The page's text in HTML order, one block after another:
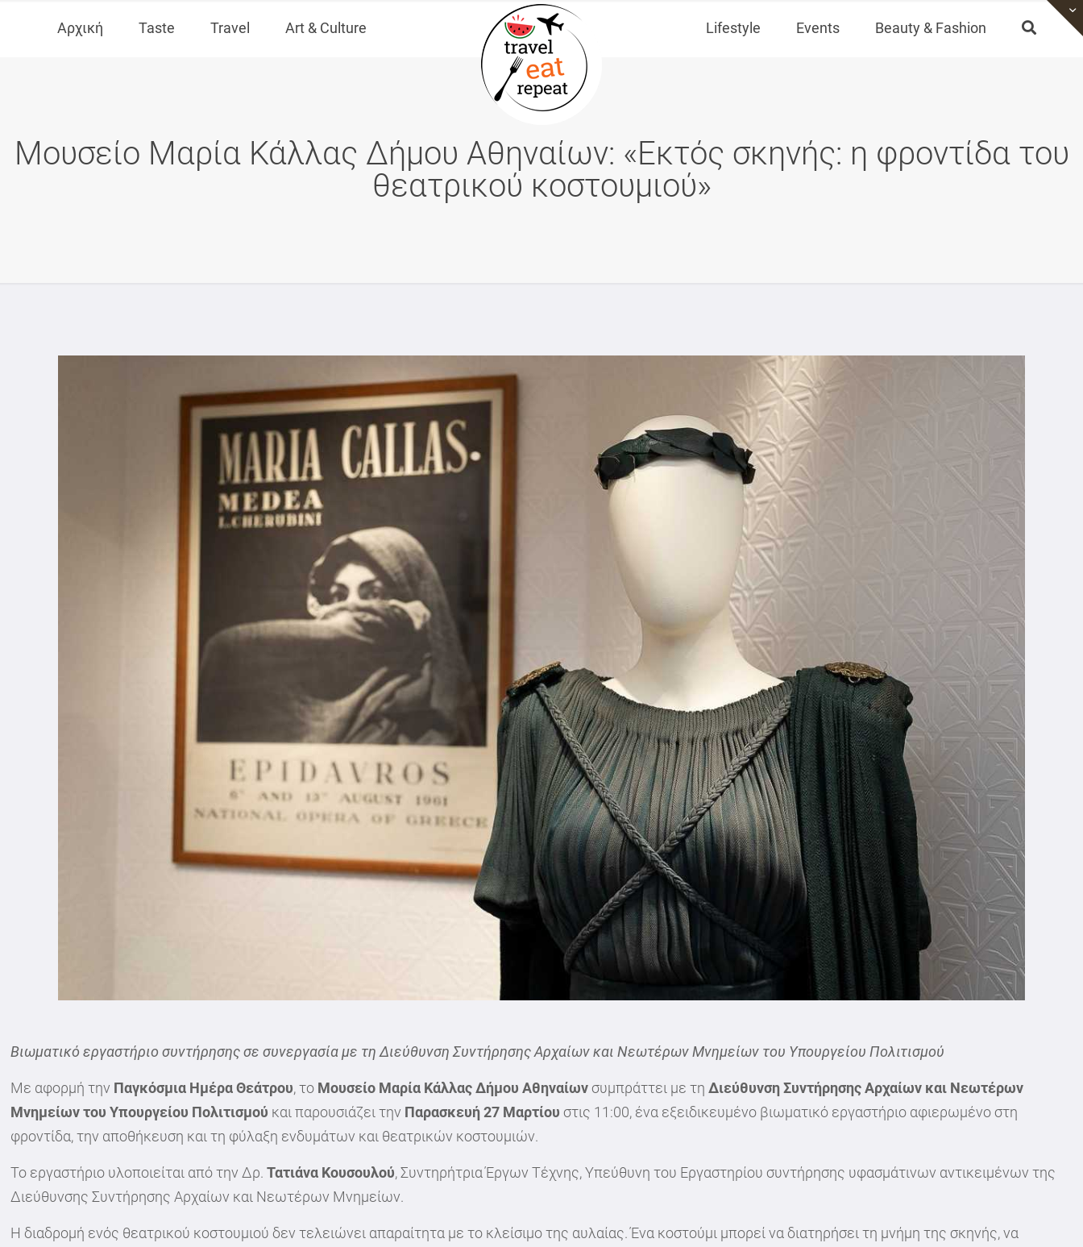
Αρχική Taste Travel Art & Culture Lifestyle Events Beauty & Fashion
Μουσείο Μαρία Κάλλας Δήμου Αθηναίων: «Εκτός σκηνής: η φροντίδα του
θεατρικού κοστουμιού»
Βιωματικό εργαστήριο συντήρησης σε συνεργασία με τη Διεύθυνση Συντήρησης Αρχαίων και Νεωτέρων Μνημείων του Υπουργείου Πολιτισμού
Με αφορμή την Παγκόσμια Ημέρα Θεάτρου, το Μουσείο Μαρία ΚάλλαςΔήμου Αθηναίωνσυμπράττει με τηΔιεύθυνση Συντήρησης Αρχαίων και Νεωτέρων
Μνημείων του Υπουργείου Πολιτισμού και παρουσιάζει την Παρασκευή 27 Μαρτίου στις 11:00, ένα εξειδικευμένο βιωματικό εργαστήριο αφιερωμένο στη
φροντίδα, την αποθήκευση και τη φύλαξη ενδυμάτων και θεατρικών κοστουμιών.
Το εργαστήριο υλοποιείται από την Δρ.Τατιάνα Κουσουλού, Συντηρήτρια Έργων Τέχνης, Υπεύθυνη του Εργαστηρίου συντήρησης υφασμάτινων αντικειμένων της
Διεύθυνσης Συντήρησης Αρχαίων και Νεωτέρων Μνημείων.
Η διαδρομή ενός θεατρικού κοστουμιού δεν τελειώνει απαραίτητα με το κλείσιμο της αυλαίας. Ένα κοστούμι μπορεί να διατηρήσει τη μνήμη της σκηνής, να